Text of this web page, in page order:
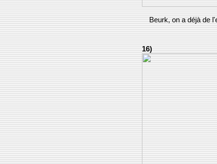
Beurk, on a déjà de
16)